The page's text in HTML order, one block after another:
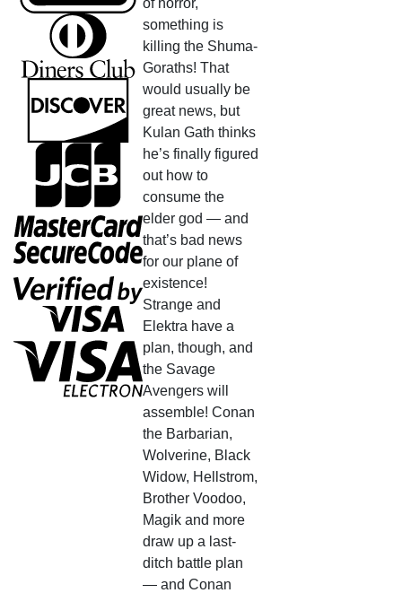
of horror,
something is
killing the Shuma-
Goraths! That
would usually be
great news, but
Kulan Gath thinks
he’s finally figured
out how to
consume the
elder god — and
that’s bad news
for our plane of
existence!
Strange and
Elektra have a
plan, though, and
the Savage
Avengers will
assemble! Conan
the Barbarian,
Wolverine, Black
Widow, Hellstrom,
Brother Voodoo,
Magik and more
draw up a last-
ditch battle plan
— and Conan